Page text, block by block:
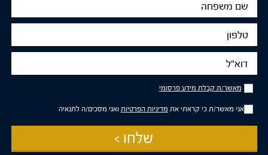
משפחה
מאשר/ת
קבלת
מידע
פרסומי
מאשר/ת קבלת מידע פרסומי
אני מאשר/ת כי קראתי את מדיניות הפרטיות ואני מסכים/ה לתנאיה
שלחו >